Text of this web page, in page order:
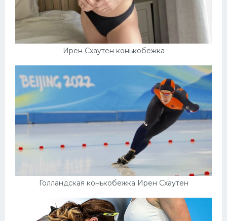
Ирен Схаутен конькобежка
Голландская конькобежка Ирен Схаутен